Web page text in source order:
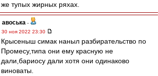
же тупых жирных ряхах.
авоська -
30 ноя 2022 23:30
Крысеныш симак наныл разбирательство по
Промесу,типа они ему красную не
дали,бариосу дали хотя они одинаково
виноваты.